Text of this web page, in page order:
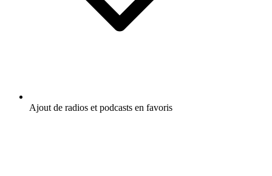
Ajout de radios et podcasts en favoris